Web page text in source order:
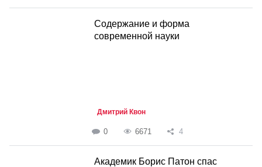
Содержание и форма
современной науки
Дмитрий Квон
0 6671 4
Академик Борис Патон спас